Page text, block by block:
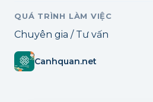
QUÁ TRÌNH LÀM VIỆC
Chuyên gia / Tư vấn
Canhquan.net